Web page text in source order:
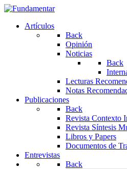
Artículos
Back
Opinión
Noticias
Back
Lecturas
Notas
Publicaciones
Back
Revista Contexto
Revista Síntesis
Libros y Papers
Documentos de
Entrevistas
Back